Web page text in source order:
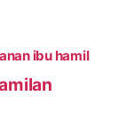
ibu hamil